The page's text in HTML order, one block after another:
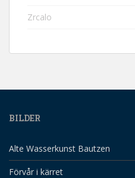
Zrcalo
BILDER
Alte Wasserkunst Bautzen
Förvår i kärret